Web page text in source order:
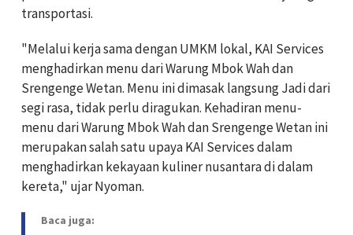
transportasi.
"Melalui kerja sama dengan UMKM lokal, KAI Services
menghadirkan menu dari Warung Mbok Wah dan
Srengenge Wetan. Menu ini dimasak langsung Jadi dari
segi rasa, tidak perlu diragukan. Kehadiran menu-
menu dari Warung Mbok Wah dan Srengenge Wetan ini
merupakan salah satu upaya KAI Services dalam
menghadirkan kekayaan kuliner nusantara di dalam
kereta," ujar Nyoman.
Baca juga: